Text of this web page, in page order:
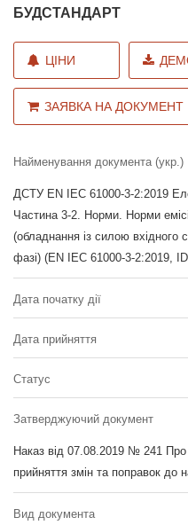
БУДСТАНДАРТ
ЦІНИ
ЗАЯВКА НА ДОКУМЕНТ
Найменування документа (укр.)
ДСТУ EN IEC 61000-3-2:2019
Частина 3-2. Норми. Норми
(обладнання із силою вхідного
фазі) (EN IEC 61000-3-2:2019,
Дата початку дії
Дата прийняття
Статус
Затверджуючий документ
Наказ від 07.08.2019 № 241 Про
прийняття змін та поправок до
Вид документа